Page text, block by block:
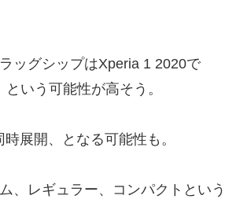
ッグシップはXperia 1 2020で
いう可能性が高そう。
展開、となる可能性も。
、レギュラー、コンパクトという